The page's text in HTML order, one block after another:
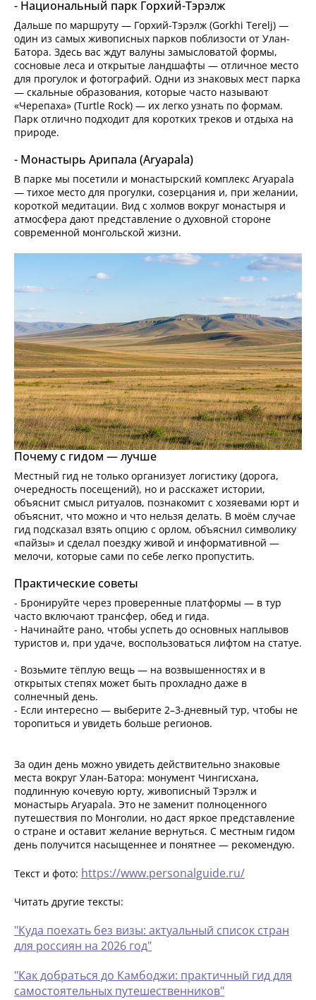
- Национальный парк Горхий-Тэрэлж
Дальше по маршруту — Горхий-Тэрэлж (Gorkhi Terelj) —
один из самых живописных парков поблизости от Улан-
Батора. Здесь вас ждут валуны замысловатой формы,
сосновые леса и открытые ландшафты — отличное место
для прогулок и фотографий. Одни из знаковых мест парка
— скальные образования, которые часто называют
«Черепаха» (Turtle Rock) — их легко узнать по формам.
Парк отлично подходит для коротких треков и отдыха на
природе.
- Монастырь Арипала (Aryapala)
В парке мы посетили и монастырский комплекс Aryapala
— тихое место для прогулки, созерцания и, при желании,
короткой медитации. Вид с холмов вокруг монастыря и
атмосфера дают представление о духовной стороне
современной монгольской жизни.
Почему с гидом — лучше
Местный гид не только организует логистику (дорога,
очередность посещений), но и расскажет истории,
объяснит смысл ритуалов, познакомит с хозяевами юрт и
объяснит, что можно и что нельзя делать. В моём случае
гид подсказал взять опцию с орлом, объяснил символику
«пайзы» и сделал поездку живой и информативной —
мелочи, которые сами по себе легко пропустить.
Практические советы
- Бронируйте через проверенные платформы — в тур
часто включают трансфер, обед и гида.
- Начинайте рано, чтобы успеть до основных наплывов
туристов и, при удаче, воспользоваться лифтом на статуе.
- Возьмите тёплую вещь — на возвышенностях и в
открытых степях может быть прохладно даже в
солнечный день.
- Если интересно — выберите 2–3-дневный тур, чтобы не
торопиться и увидеть больше регионов.
За один день можно увидеть действительно знаковые
места вокруг Улан-Батора: монумент Чингисхана,
подлинную кочевую юрту, живописный Тэрэлж и
монастырь Aryapala. Это не заменит полноценного
путешествия по Монголии, но даст яркое представление
о стране и оставит желание вернуться. С местным гидом
день получится насыщеннее и понятнее — рекомендую.
Текст и фото: https://www.personalguide.ru/
Читать другие тексты:
"Куда поехать без визы: актуальный список стран
для россиян на 2026 год"
"Как добраться до Камбоджи: практичный гид для
самостоятельных путешественников"